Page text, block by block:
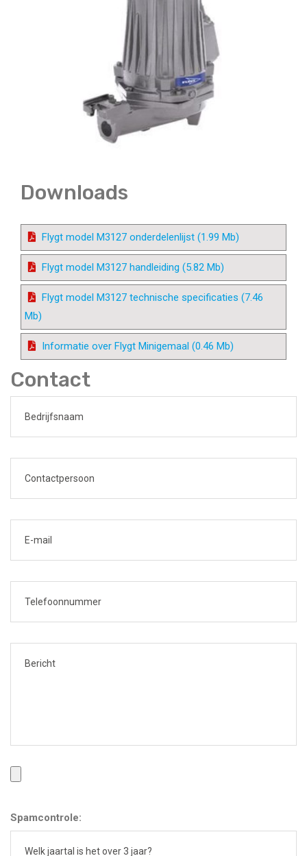
Downloads
Flygt model M3127 onderdelenlijst (1.99 Mb)
Flygt model M3127 handleiding (5.82 Mb)
Flygt model M3127 technische specificaties (7.46
Mb)
Informatie over Flygt Minigemaal (0.46 Mb)
Contact
Spamcontrole: